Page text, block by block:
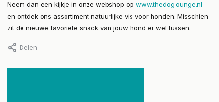
Neem dan een kijkje in onze webshop op www.thedoglounge.nl
en ontdek ons assortiment natuurlijke vis voor honden. Misschien
zit de nieuwe favoriete snack van jouw hond er wel tussen.
Delen